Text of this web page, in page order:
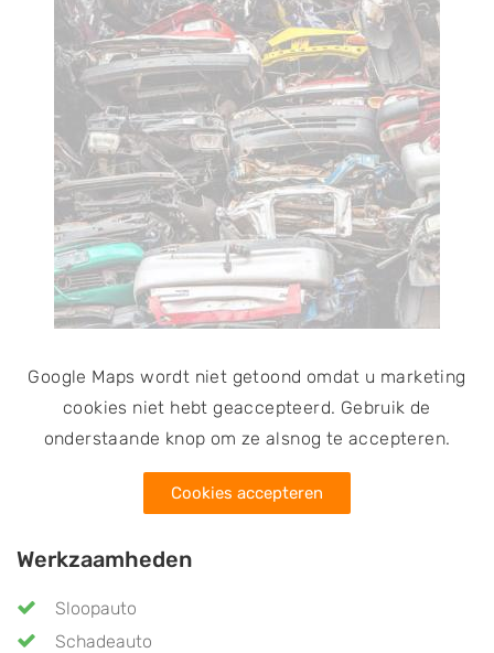
Bij Autohandel Remmers v.o.f
hechten we veel waarde aan het milieuvriendelijk
verwerken van voertuigen.
volledig volgens de geldende milieunormen.
Zo dragen wij ons steentje bij aan een schonere
toekomst, en helpen we verspilling van waardevolle
grondstoffen te voorkomen.
Google Maps wordt niet getoond omdat u marketing
cookies niet hebt geaccepteerd. Gebruik de
onderstaande knop om ze alsnog te accepteren.
Cookies accepteren
Werkzaamheden
Sloopauto
Schadeauto